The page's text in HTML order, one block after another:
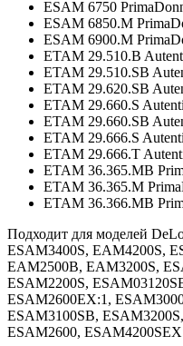
ESAM 6750
ESAM 6850.M
ESAM 6900.M
ETAM 29.510.B
ETAM 29.510.SB
ETAM 29.620.SB
ETAM 29.660.S
ETAM 29.660.SB
ETAM 29.666.S
ETAM 29.666.T
ETAM 36.365.MB
ETAM 36.365.M
ETAM 36.366.MB
Подходит для моделей
ESAM3400S, EAM4200S,
EAM2500B, EAM3200S,
ESAM2200S,
ESAM2600EX:1,
ESAM3100SB,
ESAM2600,